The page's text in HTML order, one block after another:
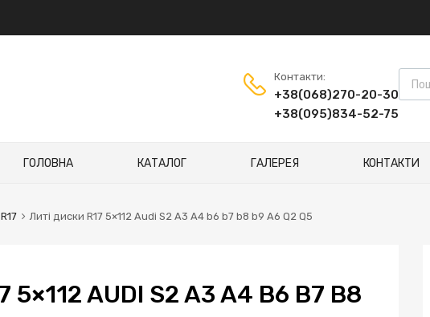
Контакти:
+38(068)270-20-30
+38(095)834-52-75
ГОЛОВНА КАТАЛОГ ГАЛЕРЕЯ КОНТАКТИ
Литі диски R17 5×112 Audi S2 A3 A4 b6 b7 b8 b9 A6 Q2 Q5
AUDI S2 A3 A4 B6 B7 B8